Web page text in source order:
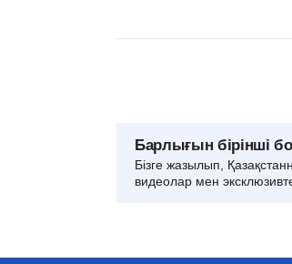
Барлығын бірінші
Бізге жазылып,
видеолар мен